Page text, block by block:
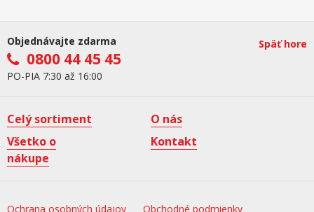
Objednávajte zdarma
0800 44 45 45
PO-PIA 7:30 až 16:00
Späť hore
Celý sortiment
O nás
Všetko o
nákupe
Kontakt
Ochrana osobných údajov Obchodné podmienky